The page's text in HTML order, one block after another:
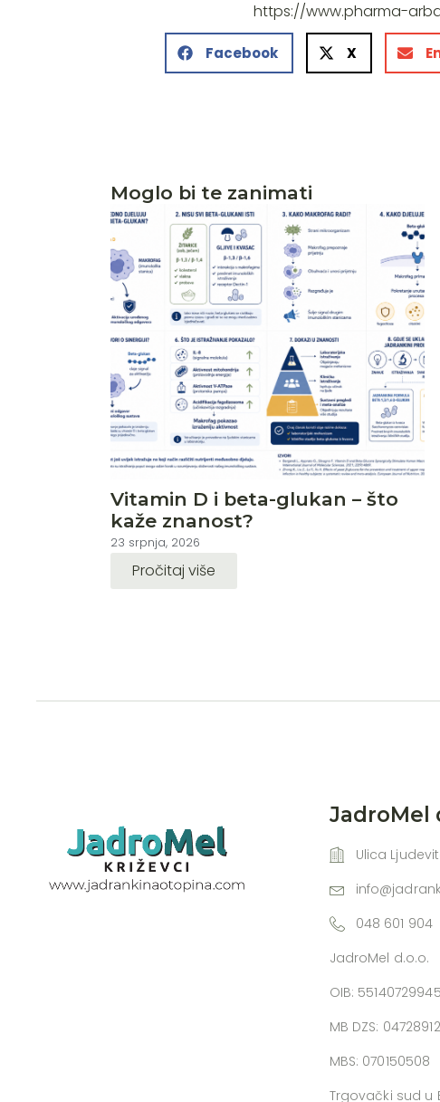
https://www.pharma-
Facebook X
Moglo bi te zanimati
Vitamin D i beta-glukan – što
kaže znanost?
23 srpnja, 2026
Pročitaj više
JadroMel
Ulica
048 601 904
JadroMel d.o.o.
OIB: 55140729945
MB DZS: 04728912
MBS: 070150508
Trgovački sud u